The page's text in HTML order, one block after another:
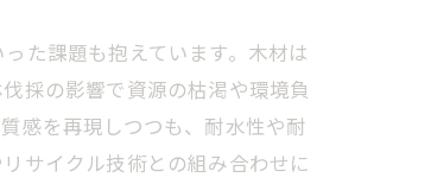
た課題も抱えています。木材は
採の影響で資源の枯渇や環境負
感を再現しつつも、耐水性や耐
サイクル技術との組み合わせに